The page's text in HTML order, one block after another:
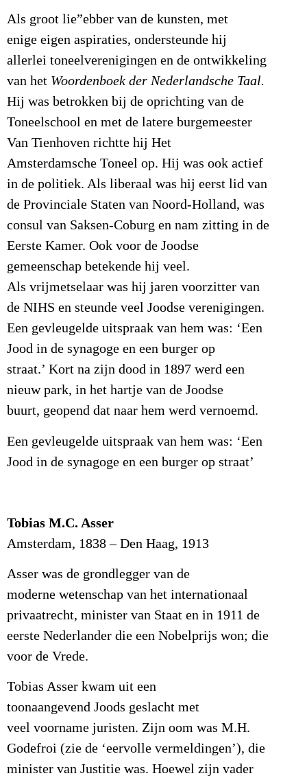
Als groot lie”ebber van de kunsten, met
enige eigen aspiraties, ondersteunde hij
allerlei toneelverenigingen en de ontwikkeling
van het Woordenboek der Nederlandsche Taal.
Hij was betrokken bij de oprichting van de
Toneelschool en met de latere burgemeester
Van Tienhoven richtte hij Het
Amsterdamsche Toneel op. Hij was ook actief
in de politiek. Als liberaal was hij eerst lid van
de Provinciale Staten van Noord-Holland, was
consul van Saksen-Coburg en nam zitting in de
Eerste Kamer. Ook voor de Joodse
gemeenschap betekende hij veel.
Als vrijmetselaar was hij jaren voorzitter van
de NIHS en steunde veel Joodse verenigingen.
Een gevleugelde uitspraak van hem was: ‘Een
Jood in de synagoge en een burger op
straat.’ Kort na zijn dood in 1897 werd een
nieuw park, in het hartje van de Joodse
buurt, geopend dat naar hem werd vernoemd.
Een gevleugelde uitspraak van hem was: ‘Een
Jood in de synagoge en een burger op straat’
Tobias M.C. Asser
Amsterdam, 1838 – Den Haag, 1913
Asser was de grondlegger van de
moderne wetenschap van het internationaal
privaatrecht, minister van Staat en in 1911 de
eerste Nederlander die een Nobelprijs won; die
voor de Vrede.
Tobias Asser kwam uit een
toonaangevend Joods geslacht met
veel voorname juristen. Zijn oom was M.H.
Godefroi (zie de ‘eervolle vermeldingen’), die
minister van Justitie was. Hoewel zijn vader